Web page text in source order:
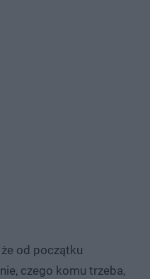
od początku
czego komu trzeba,